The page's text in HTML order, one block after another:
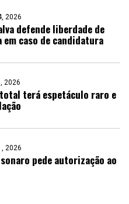
2026
defende liberdade de
em caso de candidatura
2026
terá espetáculo raro e
2026
pede autorização ao